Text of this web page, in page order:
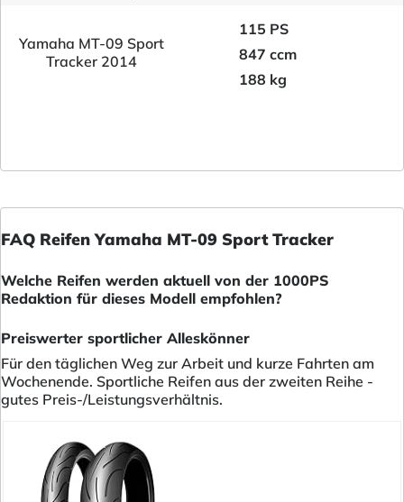
Yamaha MT-09 Sport
Tracker 2014
115 PS
847 ccm
188 kg
FAQ Reifen Yamaha MT-09 Sport Tracker
Welche Reifen werden aktuell von der 1000PS
Redaktion für dieses Modell empfohlen?
Preiswerter sportlicher Alleskönner
Für den täglichen Weg zur Arbeit und kurze Fahrten am
Wochenende. Sportliche Reifen aus der zweiten Reihe -
gutes Preis-/Leistungsverhältnis.